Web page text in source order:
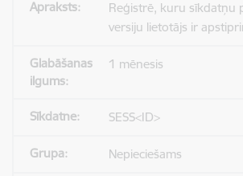
Reģistrē, kuru sīkdatņu
versiju lietotājs ir
1 mēnesis
SESS<ID>
Nepieciešams